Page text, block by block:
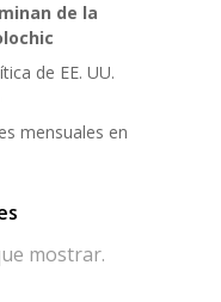
de la
de EE. UU.
mensuales en
mostrar.